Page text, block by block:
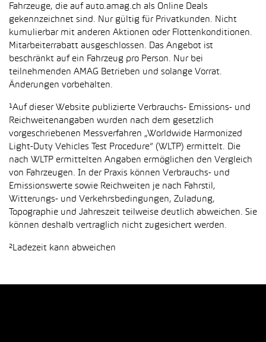
Fahrzeuge, die auf auto.amag.ch als Online Deals
gekennzeichnet sind. Nur gültig für Privatkunden. Nicht
kumulierbar mit anderen Aktionen oder Flottenkonditionen.
Mitarbeiterrabatt ausgeschlossen. Das Angebot ist
beschränkt auf ein Fahrzeug pro Person. Nur bei
teilnehmenden AMAG Betrieben und solange Vorrat.
Änderungen vorbehalten.
¹Auf dieser Website publizierte Verbrauchs- Emissions- und
Reichweitenangaben wurden nach dem gesetzlich
vorgeschriebenen Messverfahren „Worldwide Harmonized
Light-Duty Vehicles Test Procedure“ (WLTP) ermittelt. Die
nach WLTP ermittelten Angaben ermöglichen den Vergleich
von Fahrzeugen. In der Praxis können Verbrauchs- und
Emissionswerte sowie Reichweiten je nach Fahrstil,
Witterungs- und Verkehrsbedingungen, Zuladung,
Topographie und Jahreszeit teilweise deutlich abweichen. Sie
können deshalb vertraglich nicht zugesichert werden.
²Ladezeit kann abweichen